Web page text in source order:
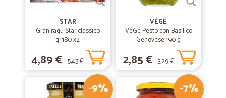
STAR
Gran ragu Star classico
gr.180 x2
4,89 € 5,45 €
VÉGÉ
VéGé Pesto con Basilico
Genovese 190 g
2,85 € 3,29 €
-9% -7%